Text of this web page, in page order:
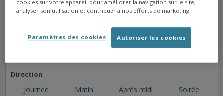
➜ ➜
➜
Direction
Journée Matin Après midi Soirée
cookies sur votre appareil pour améliorer la navigation sur le site,
analyser son utilisation et contribuer à nos efforts de marketing.
Autoriser les cookies
Paramètres des cookies